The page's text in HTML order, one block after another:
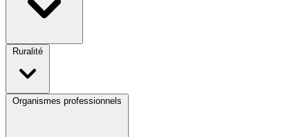
Ruralité
Organismes professionnels